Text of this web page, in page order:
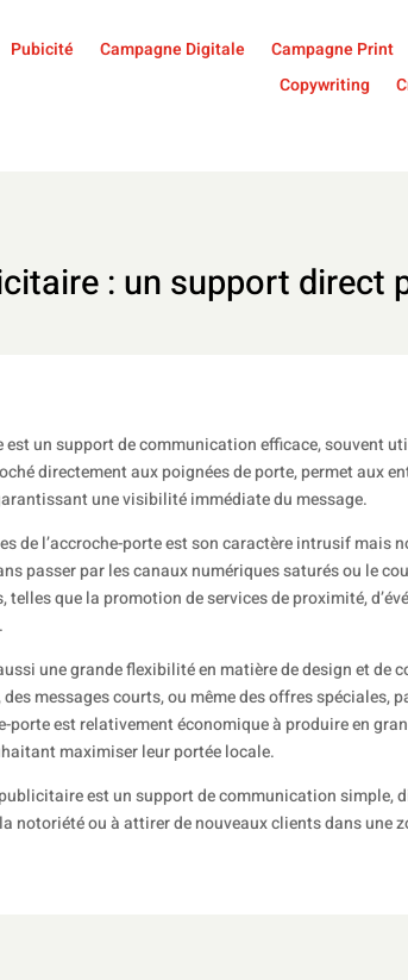
Pubicité Campagne Digitale Campagne Print
Copywriting
: un support
un support de communication efficace, souvent
directement aux poignées de porte, permet aux
une visibilité immédiate du message.
de l’accroche-porte est son caractère intrusif mais
passer par les canaux numériques saturés ou le
que la promotion de services de proximité,
une grande flexibilité en matière de design et de
messages courts, ou même des offres spéciales,
porte est relativement économique à produire en
maximiser leur portée locale.
est un support de communication simple,
notoriété ou à attirer de nouveaux clients dans une